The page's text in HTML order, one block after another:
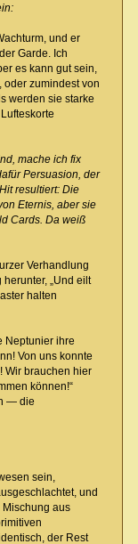
und er
Garde. Ich
es kann gut sein,
oder zumindest von
werden sie starke
mache ich fix
Persuasion, der
resultiert: Die
Eternis, aber sie
Cards. Da weiß
Verhandlung
„Und eilt
halten
Neptunier ihre
Von uns konnte
Wir brauchen hier
können!“
— die
sein,
und
aus
der Rest